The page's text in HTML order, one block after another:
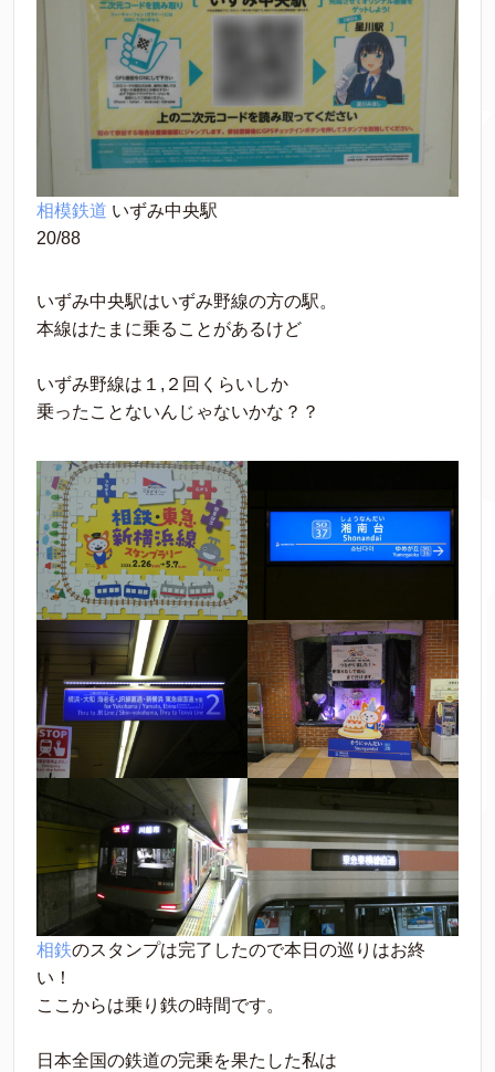
相模鉄道 いずみ中央駅
20/88
いずみ中央駅はいずみ野線の方の駅。
本線はたまに乗ることがあるけど
いずみ野線は１,２回くらいしか
乗ったことないんじゃないかな？？
相鉄のスタンプは完了したので本日の巡りはお終
い！
ここからは乗り鉄の時間です。
日本全国の鉄道の完乗を果たした私は